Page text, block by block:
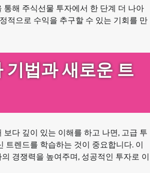
통해 주식선물 투자에서 한 단계 더 나아
적으로 수익을 추구할 수 있는 기회를 만
기법과 새로운 트
보다 깊이 있는 이해를 하고 나면, 고급 투
트렌드를 학습하는 것이 중요합니다. 이
경쟁력을 높여주며, 성공적인 투자로 이